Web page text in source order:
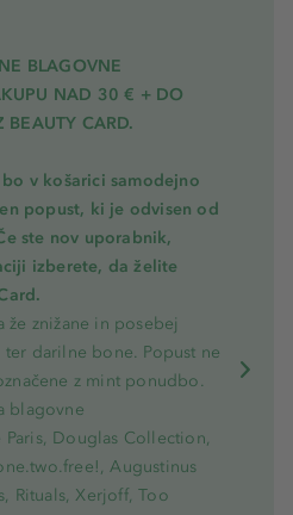
BLAGOVNE
NAD 30 € + DO
CARD.
v košarici samodejno
popust, ki je odvisen od
ste nov uporabnik,
izberete, da želite
že znižane in posebej
ter darilne bone. Popust ne
z mint ponudbo.
blagovne
Paris, Douglas Collection,
Augustinus
Rituals, Xerjoff, Too